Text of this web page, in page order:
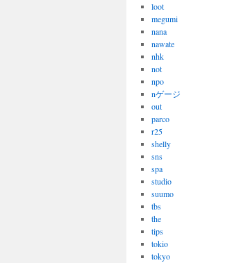
loot
megumi
nana
nawate
nhk
not
npo
nゲージ
out
parco
r25
shelly
sns
spa
studio
suumo
tbs
the
tips
tokio
tokyo